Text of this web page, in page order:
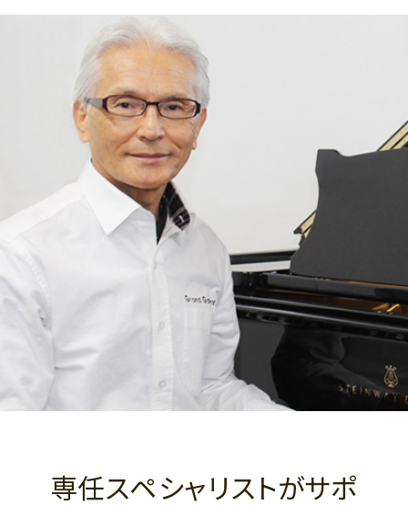
専任スペシャリストがサポ